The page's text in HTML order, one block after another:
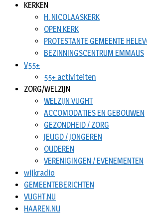
KERKEN
H. NICOLAASKERK
OPEN KERK
PROTESTANTE GEMEENTE
BEZINNINGSCENTRUM EMMAUS
V55+
55+ activiteiten
ZORG/WELZIJN
WELZIJN VUGHT
ACCOMODATIES EN GEBOUWEN
GEZONDHEID / ZORG
JEUGD / JONGEREN
OUDEREN
VERENIGINGEN / EVENEMENTEN
wijkradio
GEMEENTEBERICHTEN
VUGHT.NU
HAAREN.NU